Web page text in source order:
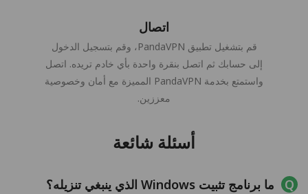
اتصال
قم بتشغيل تطبيق PandaVPN، وقم بتسجيل الدخول
إلى حسابك ثم اتصل بنقرة واحدة بأي خادم تريده. اتصل
واستمتع بخدمة PandaVPN المميزة مع أمان وخصوصية
معززين.
أسئلة شائعة
ما برنامج تثبيت Windows الذي ينبغي تنزيله؟